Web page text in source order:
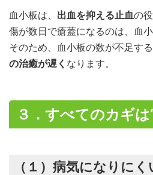
血小板は、 出血を抑える止血の
傷が数日で瘡蓋になるのは、血
そのため、血小板の数が不足す
の治癒が遅く なります。
３．すべてのカギは
（１）病気になりにく